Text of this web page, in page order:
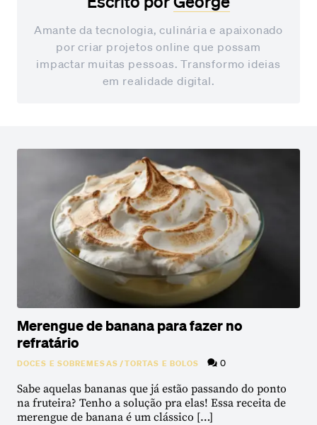
Amante da tecnologia, culinária e apaixonado
por criar projetos online que possam
impactar muitas pessoas. Transformo ideias
em realidade digital.
Merengue de banana para fazer no
refratário
DOCES E SOBREMESAS/TORTAS E BOLOS 0
Sabe aquelas bananas que já estão passando do ponto
na fruteira? Tenho a solução pra elas! Essa receita de
merengue de banana é um clássico […]